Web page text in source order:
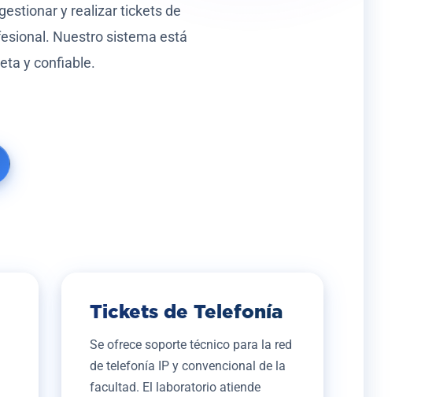
y realizar tickets de
Nuestro sistema está
y confiable.
Tickets de Telefonía
Se ofrece soporte técnico para la red
de telefonía IP y convencional de la
facultad. El laboratorio atiende